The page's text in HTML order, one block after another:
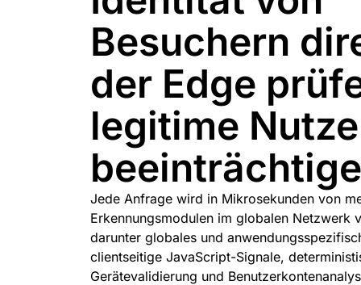
Besuchern
der Edge
legitime
Jede Anfrage wird in Mikrosekunden von
Erkennungsmodulen im globalen Netzwerk
darunter globales und
clientseitige JavaScript-Signale,
Gerätevalidierung und